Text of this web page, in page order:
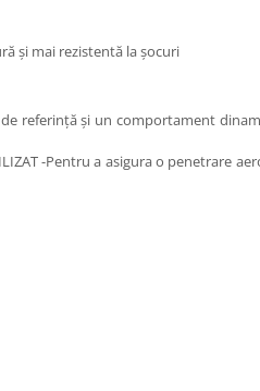
și mai rezistentă la șocuri
referință și un comportament
-Pentru a asigura o penetrare